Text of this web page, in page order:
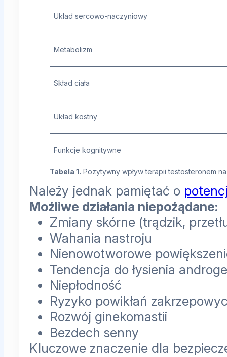
Układ sercowo-naczyniowy
Metabolizm
Skład ciała
Układ kostny
Funkcje kognitywne
Tabela 1. Pozytywny wpływ terapii testosteronem
Należy jednak pamiętać o
Możliwe działania niepożądane:
Zmiany skórne (trądzik,
Wahania nastroju
Nienowotworowe
Tendencja do łysienia
Niepłodność
Ryzyko powikłań
Rozwój ginekomastii
Bezdech senny
Kluczowe znaczenie dla